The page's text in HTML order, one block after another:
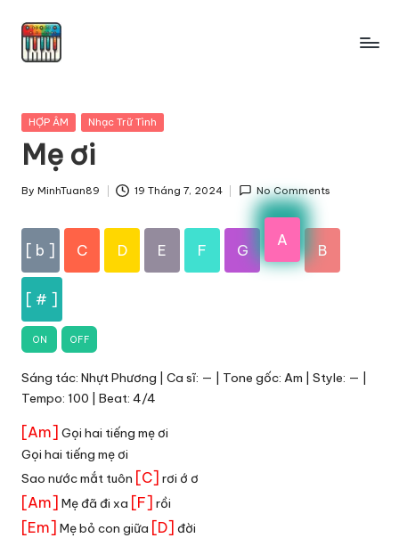
Skip
Posted
HỢP ÂM Nhạc Trữ Tình
Mẹ ơi
Posted
By MinhTuan89 19 Tháng 7, 2024 No Comments
[ b ] C D E F G
A
B
[ # ]
ON OFF
Sáng tác: Nhựt Phương | Ca sĩ: — | Tone gốc: Am | Style: — |
Tempo: 100 | Beat: 4/4
[Am] Gọi hai tiếng mẹ ơi
Gọi hai tiếng mẹ ơi
Sao nước mắt tuôn [C] rơi ớ ơ
[Am] Mẹ đã đi xa [F] rồi
[Em] Mẹ bỏ con giữa [D] đời